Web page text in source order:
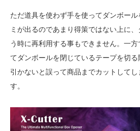
ただ道具を使わず手を使ってダンボー
ミが出るのであまり得策ではない上に
う時に再利用する事もできません。一
てダンボールを閉じているテープを切
引かないと誤って商品までカットして
す。